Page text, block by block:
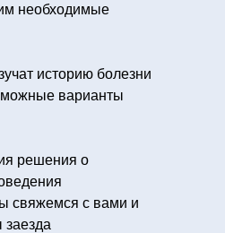
необходимые
историю болезни
варианты
решения о
свяжемся с вами и